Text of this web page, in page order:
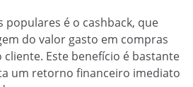
populares é o cashback, que
do valor gasto em compras
Este benefício é bastante
um retorno financeiro imediato